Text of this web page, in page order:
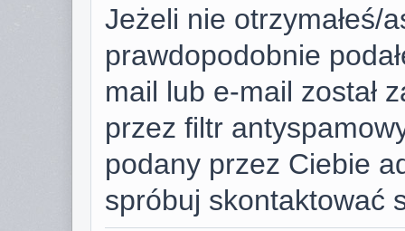
Jeżeli nie otrzymałeś/
prawdopodobnie
mail lub e-mail został
przez filtr
podany przez Ciebie
spróbuj skontaktować